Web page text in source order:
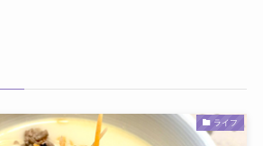
ライフ